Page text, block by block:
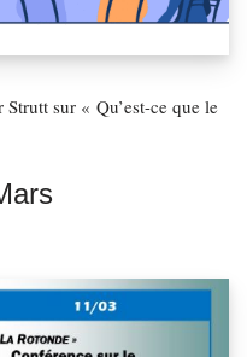
sur « Qu’est-ce que le